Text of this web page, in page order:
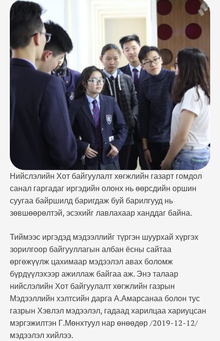
оршин суугаа байршилд баригдаж буй барилгууд
нь зөвшөөрөлтэй, эсэхийг лавлахаар ханддаг
байна. Тиймээс иргэдэд мэдээллийг түргэн
шуурхай хүргэх зорилгоор байгууллагын албан
ёсны сайтаа өргөжүүлж цахимаар мэдээлэл авах
боломж бүрдүүлэхээр ажиллаж байгаа аж. Энэ
талаар нийслэлийн Хот байгуулалт хөгжлийн
газрын Мэдээллийн хэлтсийн дарга А.Амарсанаа …
Нийслэлийн Хот байгуулалт хөгжлийн газарт гомдол
санал гаргадаг иргэдийн олонх нь өөрсдийн оршин
суугаа байршилд баригдаж буй барилгууд нь
зөвшөөрөлтэй, эсэхийг лавлахаар ханддаг байна.
Тиймээс иргэдэд мэдээллийг түргэн шуурхай хүргэх
зорилгоор байгууллагын албан ёсны сайтаа
өргөжүүлж цахимаар мэдээлэл авах боломж
бүрдүүлэхээр ажиллаж байгаа аж. Энэ талаар
нийслэлийн Хот байгуулалт хөгжлийн газрын
Мэдээллийн хэлтсийн дарга А.Амарсанаа болон тус
газрын Хэвлэл мэдээлэл, гадаад харилцаа хариуцсан
мэргэжилтэн Г.Мөнхтуул нар өнөөдөр /2019-12-12/
мэдээлэл хийлээ.